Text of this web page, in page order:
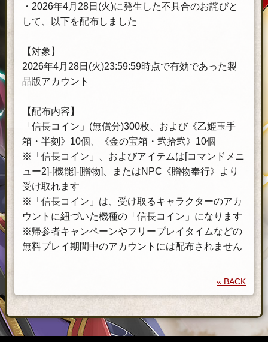
・2026年4月28日(火)に発生した不具合のお詫びと
して、以下を配布しました
【対象】
2026年4月28日(火)23:59:59時点で有効であった製
品版アカウント
【配布内容】
「信長コイン」(無償分)300枚、および《乙姫玉手
箱・半刻》10個、《金の宝箱・弐拾弐》10個
※「信長コイン」、およびアイテムは[コマンドメニ
ュー2]-[機能]-[贈物]、またはNPC《贈物奉行》より
受け取れます
※「信長コイン」は、受け取るキャラクターのアカ
ウントに紐づいた機種の「信長コイン」になります
※帰参者キャンペーンやフリープレイタイムなどの
無料プレイ期間中のアカウントには配布されません
« BACK